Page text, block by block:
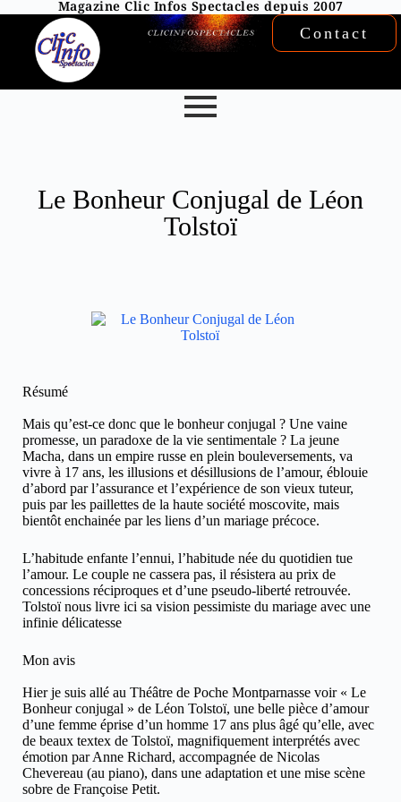
Magazine Clic Infos Spectacles depuis 2007
Contact
Le Bonheur Conjugal de Léon
Tolstoï
Résumé
Mais qu’est-ce donc que le bonheur conjugal ? Une vaine
promesse, un paradoxe de la vie sentimentale ? La jeune
Macha, dans un empire russe en plein bouleversements, va
vivre à 17 ans, les illusions et désillusions de l’amour, éblouie
d’abord par l’assurance et l’expérience de son vieux tuteur,
puis par les paillettes de la haute société moscovite, mais
bientôt enchainée par les liens d’un mariage précoce.
L’habitude enfante l’ennui, l’habitude née du quotidien tue
l’amour. Le couple ne cassera pas, il résistera au prix de
concessions réciproques et d’une pseudo-liberté retrouvée.
Tolstoï nous livre ici sa vision pessimiste du mariage avec une
infinie délicatesse
Mon avis
Hier je suis allé au Théâtre de Poche Montparnasse voir « Le
Bonheur conjugal » de Léon Tolstoï, une belle pièce d’amour
d’une femme éprise d’un homme 17 ans plus âgé qu’elle, avec
de beaux textex de Tolstoï, magnifiquement interprétés avec
émotion par Anne Richard, accompagnée de Nicolas
Chevereau (au piano), dans une adaptation et une mise scène
sobre de Françoise Petit.